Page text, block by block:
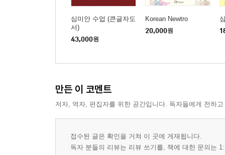
심미안 수업 (큰글자도
서)
43,000원
Korean Newtro
20,000원
만든 이 코멘트
저자, 역자, 편집자를 위한 공간입니다. 독자들에게 전하
접수된 글은 확인을 거쳐 이 곳에 게재됩니다.
독자 분들의 리뷰는 리뷰 쓰기를, 책에 대한 문의는